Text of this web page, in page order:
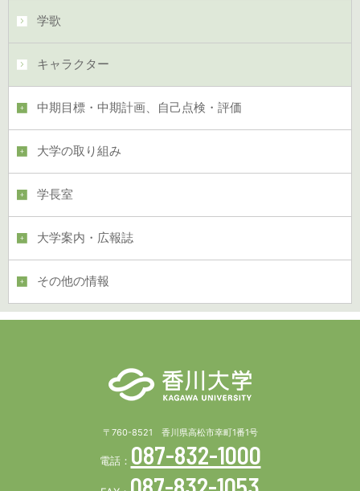
学歌
キャラクター
中期目標・中期計画、自己点検・評価
大学の取り組み
学長室
大学案内・広報誌
その他の情報
〒760-8521 香川県高松市幸町1番1号
電話： 087-832-1000